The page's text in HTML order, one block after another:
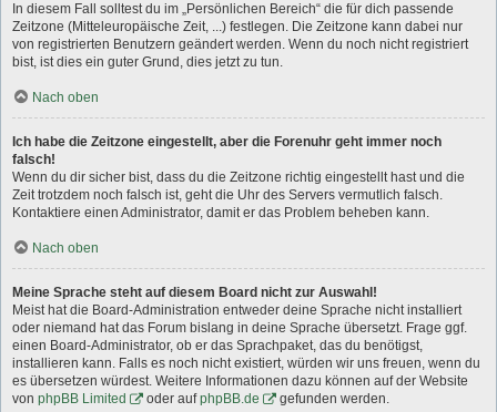
In diesem Fall solltest du im „Persönlichen Bereich“ die für dich passende
Zeitzone (Mitteleuropäische Zeit, ...) festlegen. Die Zeitzone kann dabei nur
von registrierten Benutzern geändert werden. Wenn du noch nicht registriert
bist, ist dies ein guter Grund, dies jetzt zu tun.
Nach oben
Ich habe die Zeitzone eingestellt, aber die Forenuhr geht immer noch
falsch!
Wenn du dir sicher bist, dass du die Zeitzone richtig eingestellt hast und die
Zeit trotzdem noch falsch ist, geht die Uhr des Servers vermutlich falsch.
Kontaktiere einen Administrator, damit er das Problem beheben kann.
Nach oben
Meine Sprache steht auf diesem Board nicht zur Auswahl!
Meist hat die Board-Administration entweder deine Sprache nicht installiert
oder niemand hat das Forum bislang in deine Sprache übersetzt. Frage ggf.
einen Board-Administrator, ob er das Sprachpaket, das du benötigst,
installieren kann. Falls es noch nicht existiert, würden wir uns freuen, wenn du
es übersetzen würdest. Weitere Informationen dazu können auf der Website
von phpBB Limited oder aufphpBB.de gefunden werden.